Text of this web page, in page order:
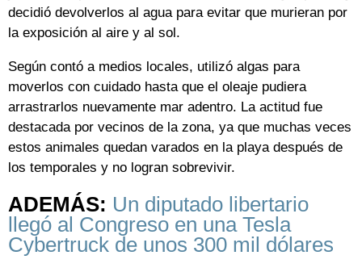
decidió devolverlos al agua para evitar que murieran por
la exposición al aire y al sol.
Según contó a medios locales, utilizó algas para
moverlos con cuidado hasta que el oleaje pudiera
arrastrarlos nuevamente mar adentro. La actitud fue
destacada por vecinos de la zona, ya que muchas veces
estos animales quedan varados en la playa después de
los temporales y no logran sobrevivir.
ADEMÁS: Un diputado libertario
llegó al Congreso en una Tesla
Cybertruck de unos 300 mil dólares